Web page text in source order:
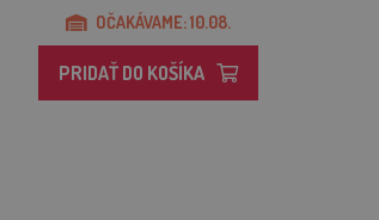
OČAKÁVAME: 10.08.
PRIDAŤ DO KOŠÍKA